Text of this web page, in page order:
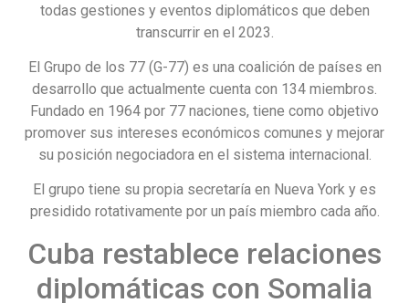
todas gestiones y eventos diplomáticos que deben
transcurrir en el 2023.
El Grupo de los 77 (G-77) es una coalición de países en
desarrollo que actualmente cuenta con 134 miembros.
Fundado en 1964 por 77 naciones, tiene como objetivo
promover sus intereses económicos comunes y mejorar
su posición negociadora en el sistema internacional.
El grupo tiene su propia secretaría en Nueva York y es
presidido rotativamente por un país miembro cada año.
Cuba restablece relaciones
diplomáticas con Somalia